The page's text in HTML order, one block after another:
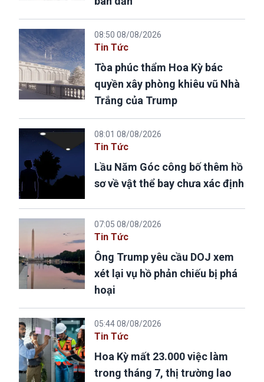
08:50 08/08/2026
Tin Tức
Tòa phúc thẩm Hoa Kỳ bác
quyền xây phòng khiêu vũ Nhà
Trắng của Trump
08:01 08/08/2026
Tin Tức
Lầu Năm Góc công bố thêm hồ
sơ về vật thể bay chưa xác định
07:05 08/08/2026
Tin Tức
Ông Trump yêu cầu DOJ xem
xét lại vụ hồ phản chiếu bị phá
hoại
05:44 08/08/2026
Tin Tức
Hoa Kỳ mất 23.000 việc làm
trong tháng 7, thị trường lao